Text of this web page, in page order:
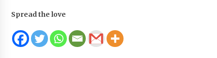
Spread the love